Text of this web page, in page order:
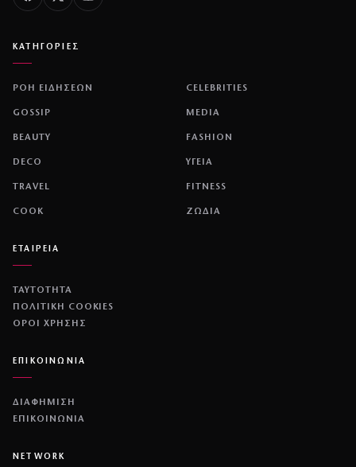
ΚΑΤΗΓΟΡΙΕΣ
ΡΟΗ ΕΙΔΗΣΕΩΝ CELEBRITIES
GOSSIP MEDIA
BEAUTY FASHION
DECO ΥΓΕΙΑ
TRAVEL FITNESS
COOK ΖΩΔΙΑ
ΕΤΑΙΡΕΙΑ
ΤΑΥΤΟΤΗΤΑ
ΠΟΛΙΤΙΚΉ COOKIES
ΌΡΟΙ ΧΡΉΣΗΣ
ΕΠΙΚΟΙΝΩΝΙΑ
ΔΙΑΦΗΜΙΣΗ
ΕΠΙΚΟΙΝΩΝΙΑ
NETWORK